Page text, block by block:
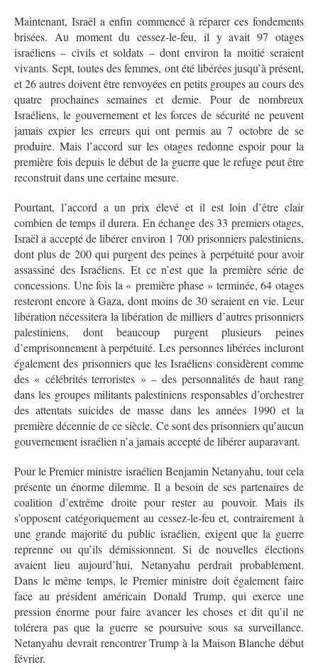
Maintenant, Israël a enfin commencé à réparer ces fondements
brisées. Au moment du cessez-le-feu, il y avait 97 otages
israéliens – civils et soldats – dont environ la moitié seraient
vivants. Sept, toutes des femmes, ont été libérées jusqu’à présent,
et 26 autres doivent être renvoyées en petits groupes au cours des
quatre prochaines semaines et demie. Pour de nombreux
Israéliens, le gouvernement et les forces de sécurité ne peuvent
jamais expier les erreurs qui ont permis au 7 octobre de se
produire. Mais l’accord sur les otages redonne espoir pour la
première fois depuis le début de la guerre que le refuge peut être
reconstruit dans une certaine mesure.
Pourtant, l’accord a un prix élevé et il est loin d’être clair
combien de temps il durera. En échange des 33 premiers otages,
Israël a accepté de libérer environ 1 700 prisonniers palestiniens,
dont plus de 200 qui purgent des peines à perpétuité pour avoir
assassiné des Israéliens. Et ce n’est que la première série de
concessions. Une fois la « première phase » terminée, 64 otages
resteront encore à Gaza, dont moins de 30 seraient en vie. Leur
libération nécessitera la libération de milliers d’autres prisonniers
palestiniens, dont beaucoup purgent plusieurs peines
d’emprisonnement à perpétuité. Les personnes libérées incluront
également des prisonniers que les Israéliens considèrent comme
des « célébrités terroristes » – des personnalités de haut rang
dans les groupes militants palestiniens responsables d’orchestrer
des attentats suicides de masse dans les années 1990 et la
première décennie de ce siècle. Ce sont des prisonniers qu’aucun
gouvernement israélien n’a jamais accepté de libérer auparavant.
Pour le Premier ministre israélien Benjamin Netanyahu, tout cela
présente un énorme dilemme. Il a besoin de ses partenaires de
coalition d’extrême droite pour rester au pouvoir. Mais ils
s’opposent catégoriquement au cessez-le-feu et, contrairement à
une grande majorité du public israélien, exigent que la guerre
reprenne ou qu’ils démissionnent. Si de nouvelles élections
avaient lieu aujourd’hui, Netanyahu perdrait probablement.
Dans le même temps, le Premier ministre doit également faire
face au président américain Donald Trump, qui exerce une
pression énorme pour faire avancer les choses et dit qu’il ne
tolérera pas que la guerre se poursuive sous sa surveillance.
Netanyahu devrait rencontrer Trump à la Maison Blanche début
février.